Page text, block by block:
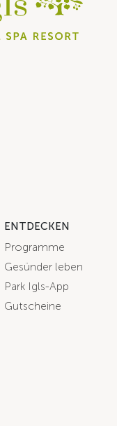
ENTDECKEN
Programme
Gesünder leben
Park Igls-App
Gutscheine